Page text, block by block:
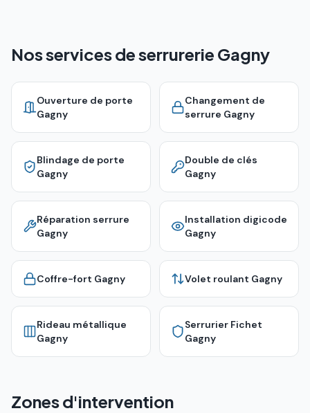
Nos services de serrurerie Gagny
Ouverture de porte
Gagny
Changement de
serrure Gagny
Blindage de porte
Gagny
Double de clés
Gagny
Réparation serrure
Gagny
Installation digicode
Gagny
Coffre-fort Gagny Volet roulant Gagny
Rideau métallique
Gagny
Serrurier Fichet
Gagny
Zones d'intervention